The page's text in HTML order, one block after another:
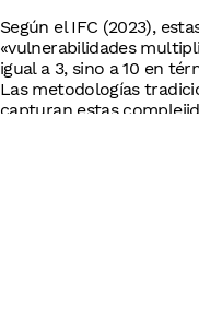
Según el IFC (2023),
«vulnerabilidades
igual a 3, sino a 10 en
Las metodologías
capturan estas